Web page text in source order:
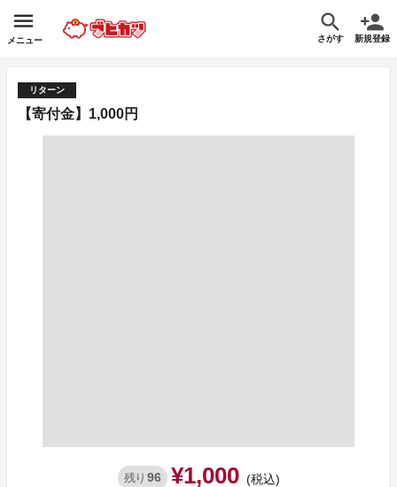
メニュー さがす 新規登録
リターン
【寄付金】1,000円
残り 96 ¥1,000 (税込)